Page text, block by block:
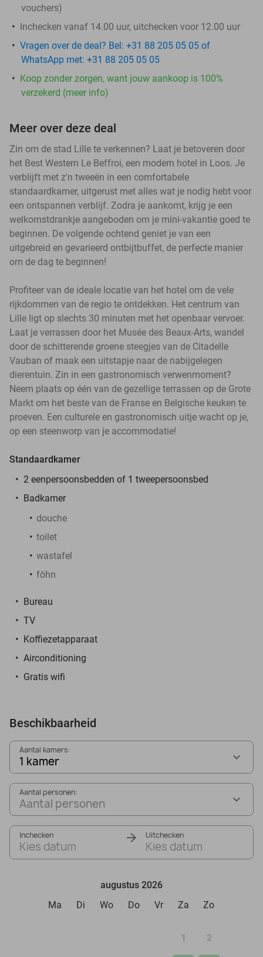
vouchers)
Inchecken vanaf 14.00 uur, uitchecken voor 12.00 uur
Vragen over de deal? Bel: +31 88 205 05 05 of
WhatsApp met: +31 88 205 05 05
Koop zonder zorgen, want jouw aankoop is 100%
verzekerd (meer info)
Meer over deze deal
Zin om de stad Lille te verkennen? Laat je betoveren door
het Best Western Le Beffroi, een modern hotel in Loos. Je
verblijft met z'n tweeën in een comfortabele
standaardkamer, uitgerust met alles wat je nodig hebt voor
een ontspannen verblijf. Zodra je aankomt, krijg je een
welkomstdrankje aangeboden om je mini-vakantie goed te
beginnen. De volgende ochtend geniet je van een
uitgebreid en gevarieerd ontbijtbuffet, de perfecte manier
om de dag te beginnen!
Profiteer van de ideale locatie van het hotel om de vele
rijkdommen van de regio te ontdekken. Het centrum van
Lille ligt op slechts 30 minuten met het openbaar vervoer.
Laat je verrassen door het Musée des Beaux-Arts, wandel
door de schitterende groene steegjes van de Citadelle
Vauban of maak een uitstapje naar de nabijgelegen
dierentuin. Zin in een gastronomisch verwenmoment?
Neem plaats op één van de gezellige terrassen op de Grote
Markt om het beste van de Franse en Belgische keuken te
proeven. Een culturele en gastronomisch uitje wacht op je,
op een steenworp van je accommodatie!
Standaardkamer
2 eenpersoonsbedden of 1 tweepersoonsbed
Badkamer
douche
toilet
wastafel
föhn
Bureau
TV
Koffiezetapparaat
Airconditioning
Gratis wifi
Beschikbaarheid
Aantal kamers:
1 kamer
Aantal personen:
Aantal personen
Inchecken
Kies datum
Uitchecken
Kies datum
augustus 2026
Ma
Di Wo Do Vr Za Zo
1 2